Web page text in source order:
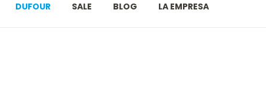
DUFOUR SALE BLOG LA EMPRESA